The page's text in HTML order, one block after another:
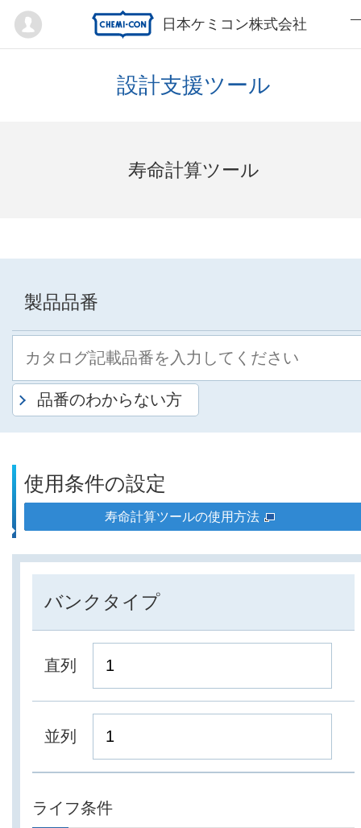
日本ケミコン株式会社
Mypage
設計支援ツール
寿命計算ツール
製品品番
品番のわからない方
使用条件の設定
寿命計算ツールの使用方法
バンクタイプ
直列
並列
ライフ条件